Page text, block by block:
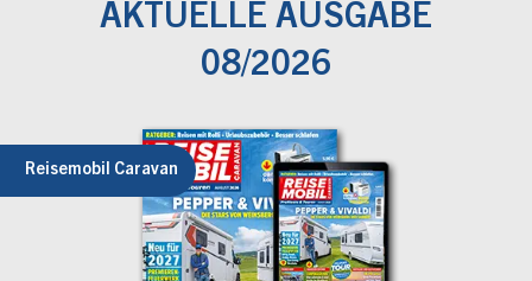
AKTUELLE AUSGABE
08/2026
Reisemobil Caravan